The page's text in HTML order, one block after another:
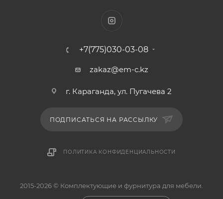
+7(775)030-03-08
zakaz@em-c.kz
г. Караганда, ул. Пугачева 2
ПОДПИСАТЬСЯ НА РАССЫЛКУ
ПОЛИТИКА КОНФИДЕНЦИАЛЬНОСТИ
2015-2026 © Комплектующие и фурнитура для мебели.